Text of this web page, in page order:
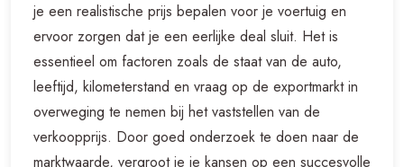
je een realistische prijs bepalen voor je voertuig en
ervoor zorgen dat je een eerlijke deal sluit. Het is
essentieel om factoren zoals de staat van de auto,
leeftijd, kilometerstand en vraag op de exportmarkt in
overweging te nemen bij het vaststellen van de
verkoopprijs. Door goed onderzoek te doen naar de
marktwaarde, vergroot je je kansen op een succesvolle